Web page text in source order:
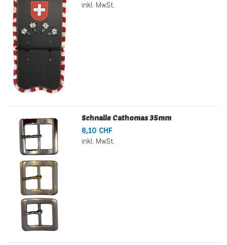
inkl. MwSt.
Schnalle Cathomas 35mm
8,10 CHF
inkl. MwSt.